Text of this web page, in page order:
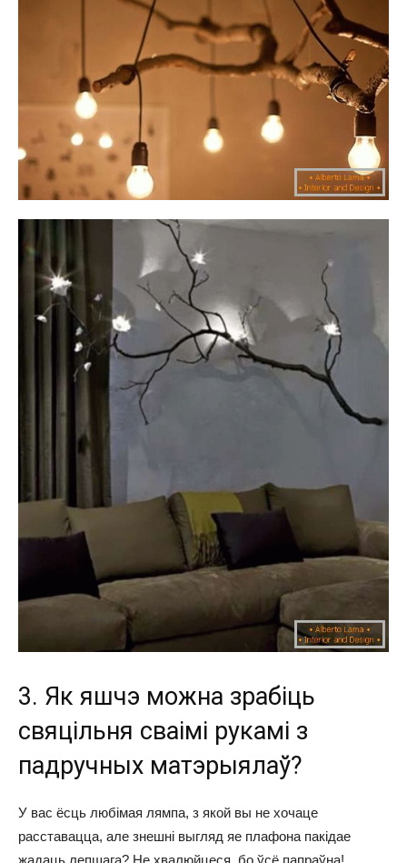
3. Як яшчэ можна зрабіць
свяцільня сваімі рукамі з
падручных матэрыялаў?
У вас ёсць любімая лямпа, з якой вы не хочаце
расставацца, але знешні выгляд яе плафона пакідае
жадаць лепшага? Не хвалюйцеся, бо ўсё папраўна!